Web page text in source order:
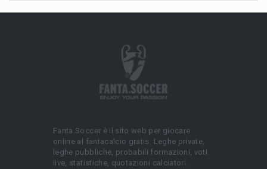
Fanta.Soccer è il sito web per giocare
online al fantacalcio gratis. Leghe private,
leghe pubbliche, probabili formazioni, voti
live, statistiche, quotazioni calciatori.